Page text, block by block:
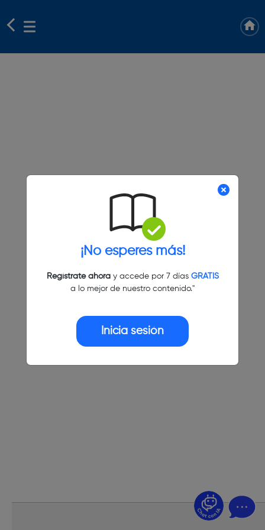
¡No esperes más!
Regístrate ahoray accede por 7 días GRATIS
a lo mejor de nuestro contenido."
Inicia sesión